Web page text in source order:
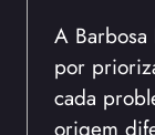
A Barbosa
por
cada
origem